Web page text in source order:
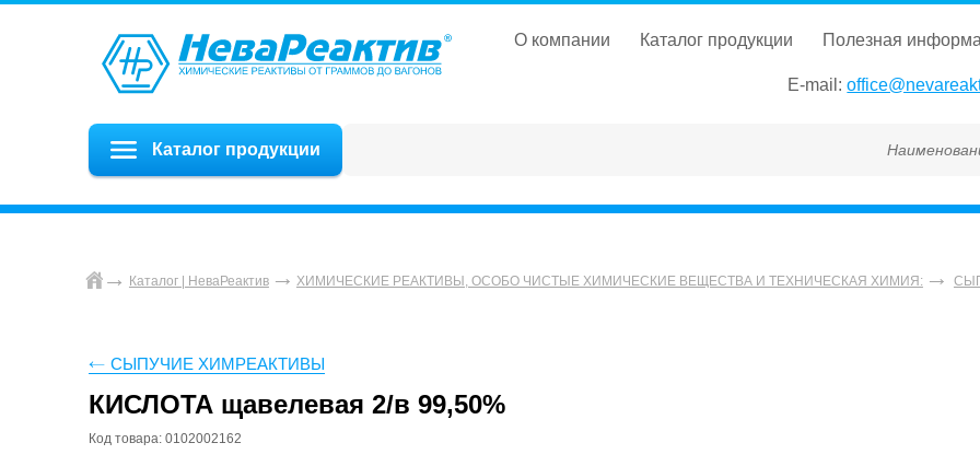
о компании каталог продукции полезная
E-mail:
Каталог продукции Наименование,
Каталог | НеваРеактив ХИМИЧЕСКИЕ РЕАКТИВЫ, ОСОБО ЧИСТЫЕ ХИМИЧЕСКИЕ ВЕЩЕСТВА И ТЕХНИЧЕСКАЯ ХИМИЯ:
СЫПУЧИЕ ХИМРЕАКТИВЫ
КИСЛОТА щавелевая 2/в 99,50%
Код товара: 0102002162